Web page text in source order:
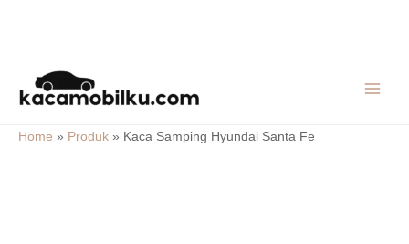
content
Home » Produk » Kaca Samping Hyundai Santa Fe